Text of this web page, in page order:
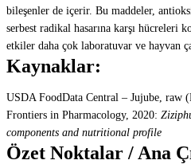
bileşenler de içerir. Bu maddeler,
serbest radikal hasarına karşı hücreleri
etkiler daha çok laboratuvar ve hayvan
Kaynaklar:
USDA FoodData Central – Jujube, raw
Frontiers in Pharmacology, 2020:
components and nutritional profile
Özet Noktalar / Ana